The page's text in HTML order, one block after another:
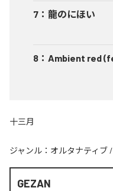
7 ： 龍のにほい
8 ： Ambient red
十三月
ジャンル： オルタナティブ /
GEZAN